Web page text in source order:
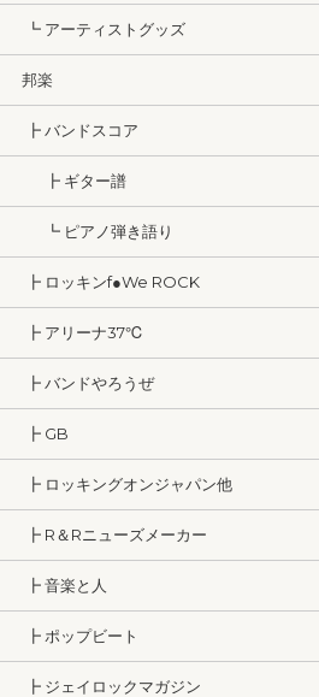
┗ アーティストグッズ
邦楽
┣ バンドスコア
┣ ギター譜
┗ ピアノ弾き語り
┣ ロッキンf●We ROCK
┣ アリーナ37℃
┣ バンドやろうぜ
┣ GB
┣ ロッキングオンジャパン他
┣ R＆Rニューズメーカー
┣ 音楽と人
┣ ポップビート
┣ ジェイロックマガジン